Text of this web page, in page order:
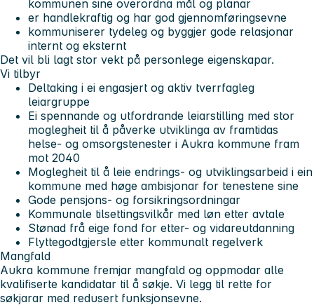
kommunen sine overordna mål og planar
er handlekraftig og har god gjennomføringsevne
kommuniserer tydeleg og byggjer gode relasjonar
internt og eksternt
Det vil bli lagt stor vekt på personlege eigenskapar.
Vi tilbyr
Deltaking i ei engasjert og aktiv tverrfagleg
leiargruppe
Ei spennande og utfordrande leiarstilling med stor
moglegheit til å påverke utviklinga av framtidas
helse- og omsorgstenester i Aukra kommune fram
mot 2040
Moglegheit til å leie endrings- og utviklingsarbeid i ein
kommune med høge ambisjonar for tenestene sine
Gode pensjons- og forsikringsordningar
Kommunale tilsettingsvilkår med løn etter avtale
Stønad frå eige fond for etter- og vidareutdanning
Flyttegodtgjersle etter kommunalt regelverk
Mangfald
Aukra kommune fremjar mangfald og oppmodar alle
kvalifiserte kandidatar til å søkje. Vi legg til rette for
søkjarar med redusert funksjonsevne.